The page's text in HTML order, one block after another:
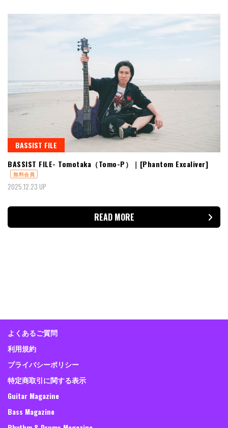
BASSIST FILE
BASSIST FILE- Tomotaka（Tomo-P）｜[Phantom Excaliver]
無料会員
2025.12.23 UP
READ MORE
よくあるご質問
利用規約
プライバシーポリシー
特定商取引に関する表示
Guitar Magazine
Bass Magazine